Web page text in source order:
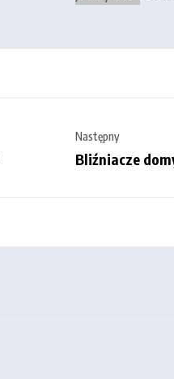
Następny
Bliźniacze